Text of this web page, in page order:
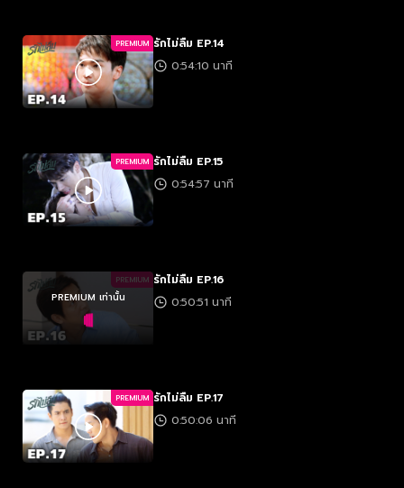
PREMIUM รักไม่ลืม EP.14
0:54:10 นาที
PREMIUM รักไม่ลืม EP.15
0:54:57 นาที
PREMIUM
PREMIUM เท่านั้น
รักไม่ลืม EP.16
0:50:51 นาที
PREMIUM รักไม่ลืม EP.17
0:50:06 นาที